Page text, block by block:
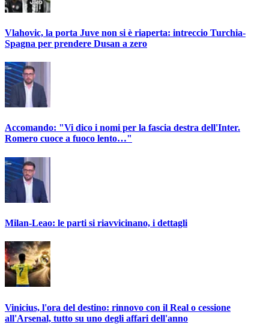
Vlahovic, la porta Juve non si è riaperta: intreccio Turchia-
Spagna per prendere Dusan a zero
Accomando: "Vi dico i nomi per la fascia destra dell'Inter.
Romero cuoce a fuoco lento…"
Milan-Leao: le parti si riavvicinano, i dettagli
Vinicius, l'ora del destino: rinnovo con il Real o cessione
all'Arsenal, tutto su uno degli affari dell'anno